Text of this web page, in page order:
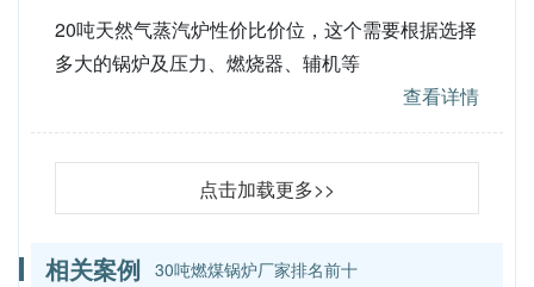
20吨天然气蒸汽炉性价比价位，这个需要根据选择
多大的锅炉及压力、燃烧器、辅机等
查看详情
点击加载更多>>
相关案例 30吨燃煤锅炉厂家排名前十